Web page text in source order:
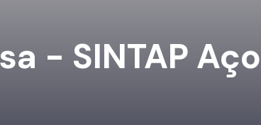
- SINTAP